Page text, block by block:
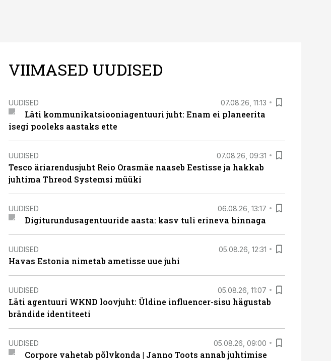
VIIMASED UUDISED
UUDISED 07.08.26, 11:13
Läti kommunikatsiooniagentuuri juht: Enam ei planeerita
isegi pooleks aastaks ette
UUDISED 07.08.26, 09:31
Tesco äriarendusjuht Reio Orasmäe naaseb Eestisse ja hakkab
juhtima Threod Systemsi müüki
UUDISED 06.08.26, 13:17
Digiturundusagentuuride aasta: kasv tuli erineva hinnaga
UUDISED 05.08.26, 12:31
Havas Estonia nimetab ametisse uue juhi
UUDISED 05.08.26, 11:07
Läti agentuuri WKND loovjuht: Üldine influencer-sisu hägustab
brändide identiteeti
UUDISED 05.08.26, 09:00
Corpore vahetab põlvkonda | Janno Toots annab juhtimise